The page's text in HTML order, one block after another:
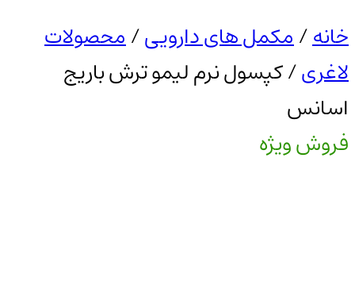
خانه/مکمل های دارویی/محصولات
لاغری/ کپسول نرم لیمو ترش باریج
اسانس
فروش ویژه